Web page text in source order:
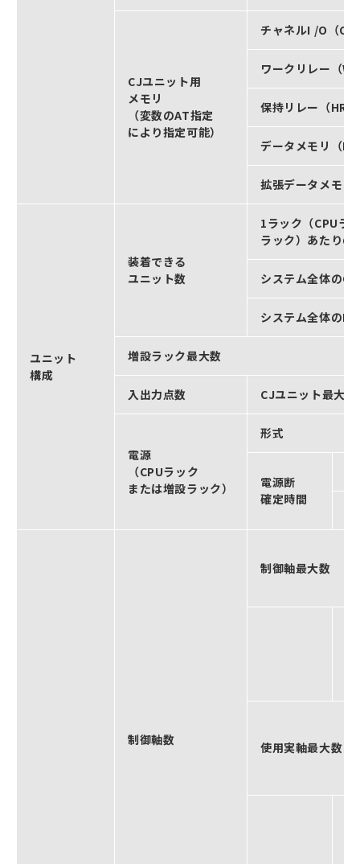
CJユニット用
メモリ
（変数のAT指定
により指定可能）
チャネルI /O（
ワークリレー（
保持リレー（HR）
データメモリ（
拡張データメモリ
ユニット
構成
装着できる
ユニット数
1ラック（CPUラ
ラック）あたりの
システム全体の
システム全体の
増設ラック最大数
入出力点数 CJユニット最大
電源
（CPUラック
または増設ラック）
形式
電源断
確定時間
制御軸数
制御軸最大数
使用実軸最大数